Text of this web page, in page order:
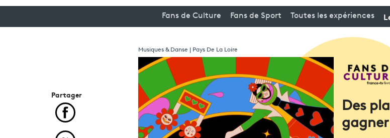
Fans de Culture Fans de Sport Toutes les expériences
Musiques & Danse | Pays De La Loire
Des
gagner
Partager
Partager cet article sur Facebook